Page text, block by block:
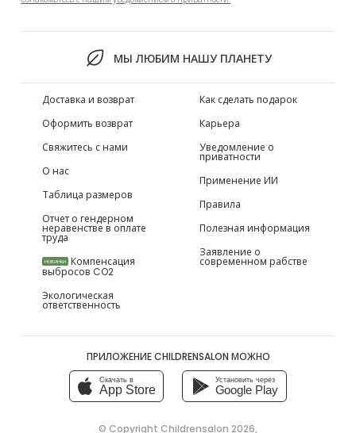
МЫ ЛЮБИМ НАШУ ПЛАНЕТУ
Доставка и возврат
Оформить возврат
Свяжитесь с нами
О нас
Таблица размеров
Отчет о гендерном
неравенстве в оплате
труда
НОВИНКИ Компенсация
выбросов CO2
Экологическая
ответственность
Как сделать подарок
Карьера
Уведомление о
приватности
Применение ИИ
Правила
Полезная информация
Заявление о
современном рабстве
ПРИЛОЖЕНИЕ CHILDRENSALON МОЖНО
Скачать в
App Store
Установить через
Google Play
© Copyright Childrensalon 2026,